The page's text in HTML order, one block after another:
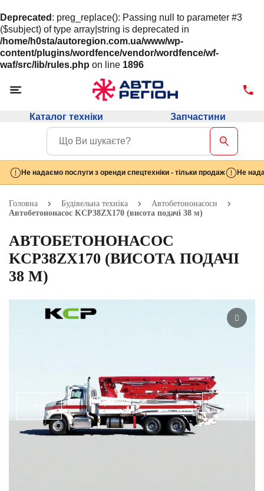
Deprecated : preg_replace(): Passing null to parameter #3
($subject) of type array|string is deprecated in
/home/h0sta/autoregion.com.ua/www/wp-
content/plugins/wordfence/vendor/wordfence/wf-
waf/src/lib/rules.php on line 1896
Каталог техніки Запчастини
Не надаємо послуги з оренди спецтехніки - тільки продаж Не
Головна Будівельна техніка
Автобетононасоси
Автобетононасос KCP38ZX170 (висота подачі 38 м)
АВТОБЕТОНОНАСОС
KCP38ZX170 (ВИСОТА ПОДАЧІ
38 М)